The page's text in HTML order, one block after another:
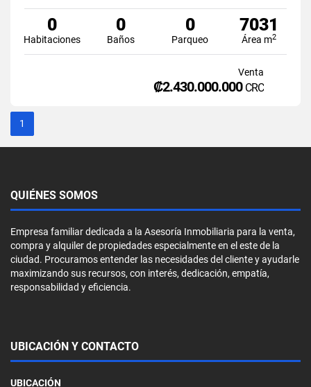
0
Habitaciones
0
Baños
0
Parqueo
7031
Área m2
Venta
₡2.430.000.000 CRC
1
QUIÉNES SOMOS
Empresa familiar dedicada a la Asesoría Inmobiliaria para la venta,
compra y alquiler de propiedades especialmente en el este de la
ciudad. Procuramos entender las necesidades del cliente y ayudarle
maximizando sus recursos, con interés, dedicación, empatía,
responsabilidad y eficiencia.
UBICACIÓN Y CONTACTO
UBICACIÓN